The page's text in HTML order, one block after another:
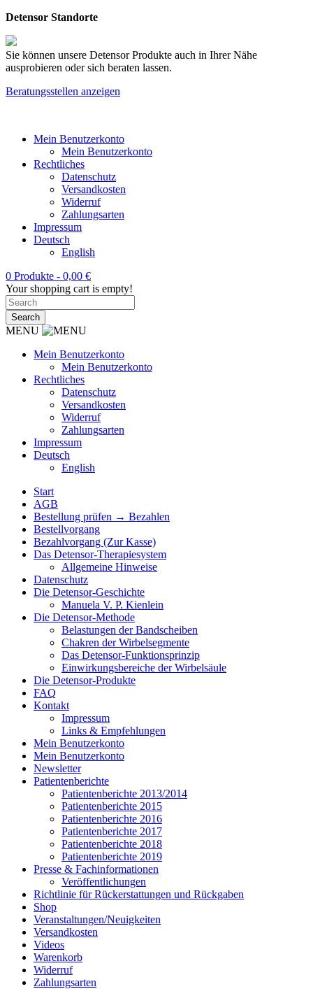
Detensor Standorte
Sie können unsere Detensor Produkte auch in Ihrer Nähe
ausprobieren oder sich beraten lassen.
Beratungsstellen anzeigen
Mein Benutzerkonto
Mein Benutzerkonto
Rechtliches
Datenschutz
Versandkosten
Widerruf
Zahlungsarten
Impressum
Deutsch
English
0 Produkte - 0,00 €
Your shopping cart is empty!
MENU
Mein Benutzerkonto
Mein Benutzerkonto
Rechtliches
Datenschutz
Versandkosten
Widerruf
Zahlungsarten
Impressum
Deutsch
English
Start
AGB
Bestellung prüfen → Bezahlen
Bestellvorgang
Bezahlvorgang (Zur Kasse)
Das Detensor-Therapiesystem
Allgemeine Hinweise
Datenschutz
Die Detensor-Geschichte
Manuela V. P. Kienlein
Die Detensor-Methode
Belastungen der Bandscheiben
Chakren der Wirbelsegmente
Das Detensor-Funktionsprinzip
Einwirkungsbereiche der Wirbelsäule
Die Detensor-Produkte
FAQ
Kontakt
Impressum
Links & Empfehlungen
Mein Benutzerkonto
Mein Benutzerkonto
Newsletter
Patientenberichte
Patientenberichte 2013/2014
Patientenberichte 2015
Patientenberichte 2016
Patientenberichte 2017
Patientenberichte 2018
Patientenberichte 2019
Presse & Fachinformationen
Veröffentlichungen
Richtlinie für Rückerstattungen und Rückgaben
Shop
Veranstaltungen/Neuigkeiten
Versandkosten
Videos
Warenkorb
Widerruf
Zahlungsarten